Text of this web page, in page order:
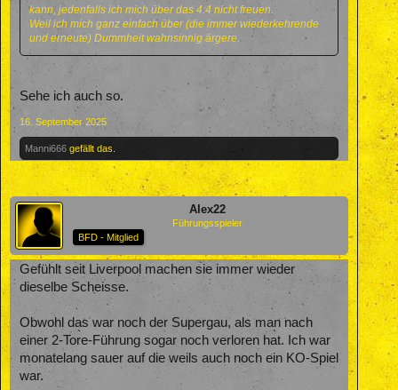
kann, jedenfalls ich mich über das 4:4 nicht freuen.
Weil ich mich ganz einfach über (die immer wiederkehrende
und erneute) Dummheit wahnsinnig ärgere.
Sehe ich auch so.
16. September 2025
Manni666 gefällt das.
Alex22
Führungsspieler
BFD - Mitglied
Gefühlt seit Liverpool machen sie immer wieder
dieselbe Scheisse.
Obwohl das war noch der Supergau, als man nach
einer 2-Tore-Führung sogar noch verloren hat. Ich war
monatelang sauer auf die weils auch noch ein KO-Spiel
war.